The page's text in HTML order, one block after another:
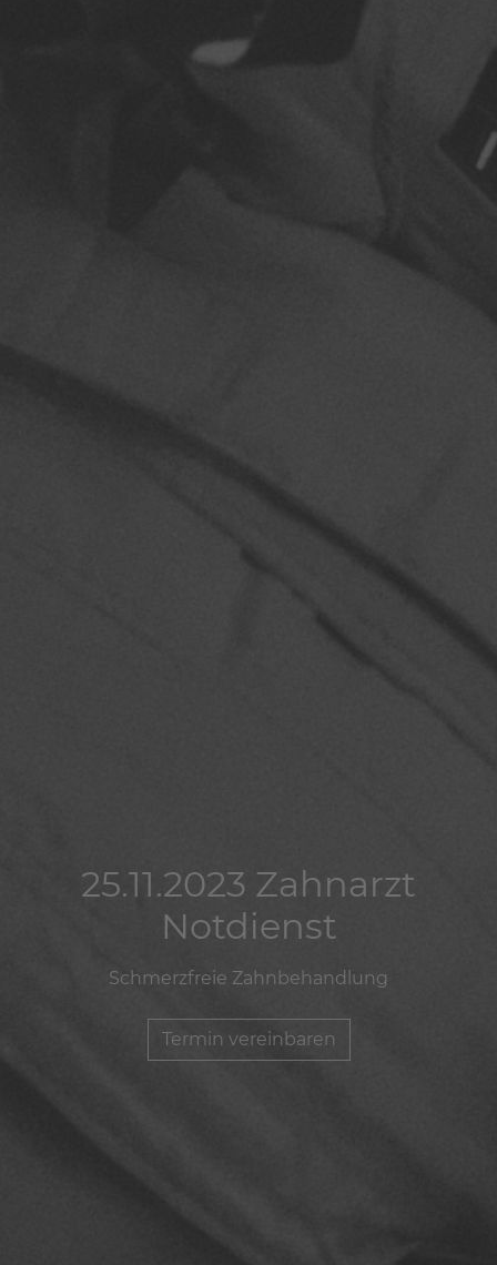
25.11.2023 Zahnarzt
Notdienst
Schmerzfreie Zahnbehandlung
Termin vereinbaren
25.11.2023 Zahnarzt
Notdienst
Schmerzfreie Zahnbehandlung
Termin vereinbaren
25.11.2023 Zahnarzt
Notdienst
Schmerzfreie Zahnbehandlung
Termin vereinbaren